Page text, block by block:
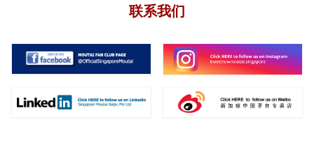
联系我们